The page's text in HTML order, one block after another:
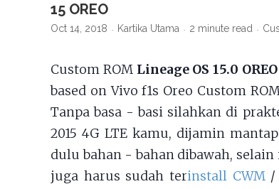
15 OREO
Oct 14, 2018 Kartika Utama 2 minute read
Custom ROM Lineage OS 15.0
based on Vivo f1s Oreo Custom
Tanpa basa - basi silahkan di
2015 4G LTE kamu, dijamin
dulu bahan - bahan dibawah, selain
juga harus sudah terinstall CWM/